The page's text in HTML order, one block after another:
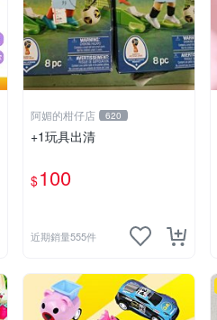
阿媚的柑仔店 620
+1玩具出清
$100
近期銷量555件